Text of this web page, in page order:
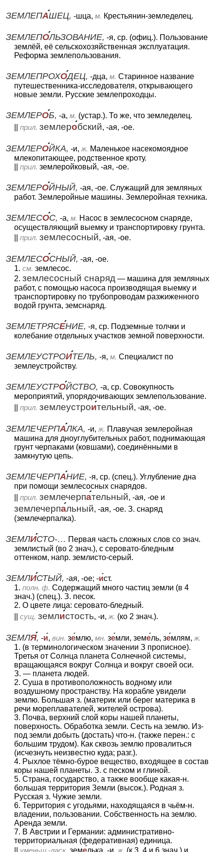
ЗЕМЛЕПАШЕЦ, -шца, м. Крестьянин-земледелец.
ЗЕМЛЕПОЛЬЗОВАНИЕ, -я, ср. (офиц.). Пользование
землёй, её сельскохозяйственная эксплуатация.
Реформа землепользования.
ЗЕМЛЕПРОХОДЕЦ, -дца, м. Старинное название
путешественника-исследователя, открывающего
новые земли. Русские землепроходцы.
ЗЕМЛЕРОБ, -а, м. (устар.). То же, что земледелец.
прил. землеробский, -ая, -ое.
ЗЕМЛЕРОЙКА, -и, ж. Маленькое насекомоядное
млекопитающее, родственное кроту.
прил. землеройковый, -ая, -ое.
ЗЕМЛЕРОЙНЫЙ, -ая, -ое. Служащий для земляных
работ. Землеройные машины. Землеройная техника.
ЗЕМЛЕСОС, -а, м. Насос в землесосном снаряде,
осуществляющий выемку и транспортировку грунта.
прил. землесосный, -ая, -ое.
ЗЕМЛЕСОСНЫЙ, -ая, -ое.
1. см. землесос.
2. землесосный снаряд — машина для земляных
работ, с помощью насоса производящая выемку и
транспортировку по трубопроводам разжиженного
водой грунта, земснаряд.
ЗЕМЛЕТРЯСЕНИЕ, -я, ср. Подземные толчки и
колебание отдельных участков земной поверхности.
ЗЕМЛЕУСТРОИТЕЛЬ, -я, м. Специалист по
землеустройству.
ЗЕМЛЕУСТРОЙСТВО, -а, ср. Совокупность
мероприятий, упорядочивающих землепользование.
прил. землеустроительный, -ая, -ое.
ЗЕМЛЕЧЕРПАЛКА, -и, ж. Плавучая землеройная
машина для дноуглубительных работ, поднимающая
грунт черпаками (ковшами), соединёнными в
замкнутую цепь.
ЗЕМЛЕЧЕРПАНИЕ, -я, ср. (спец.). Углубление дна
при помощи землесосных снарядов.
прил. землечерпательный, -ая, -ое и
землечерпальный, -ая, -ое. З. снаряд
(землечерпалка).
ЗЕМЛИСТО-… Первая часть сложных слов со знач.
землистый (во 2 знач.), с серовато-бледным
оттенком, напр. землисто-серый.
ЗЕМЛИСТЫЙ, -ая, -ое; -ист.
1. полн. ф. Содержащий много частиц земли (в 4
знач.) (спец.). З. песок.
2. О цвете лица: серовато-бледный.
сущ. землистость, -и, ж. (ко 2 знач.).
ЗЕМЛЯ, -и, вин. землю, мн. земли, земель, землям, ж.
1. (в терминологическом значении З прописное).
Третья от Солнца планета Солнечной системы,
вращающаяся вокруг Солнца и вокруг своей оси.
З. — планета людей.
2. Суша в противоположность водному или
воздушному пространству. На корабле увидели
землю. Большая з. (материк или берег материка в
речи мореплавателей, жителей острова).
3. Почва, верхний слой коры нашей планеты,
поверхность. Обработка земли. Сесть на землю. Из-
под земли добыть (достать) что-н. (также перен.: с
большим трудом). Как сквозь землю провалиться
(исчезнуть неизвестно куда; разг.).
4. Рыхлое тёмно-бурое вещество, входящее в состав
коры нашей планеты. З. с песком и глиной.
5. Страна, государство, а также вообще какая-н.
большая территория Земли (высок.). Родная з.
Русская з. Чужие земли.
6. Территория с угодьями, находящаяся в чьём-н.
владении, пользовании. Собственность на землю.
Аренда земли.
7. В Австрии и Германии: административно-
территориальная (федеративная) единица.